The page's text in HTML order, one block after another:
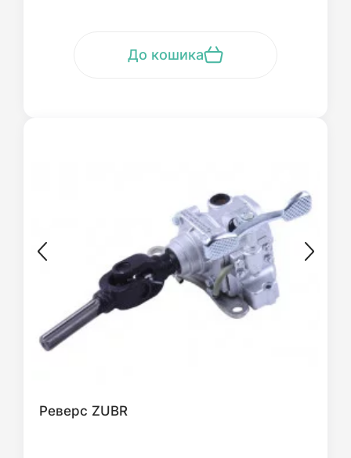
До кошика
Реверс ZUBR